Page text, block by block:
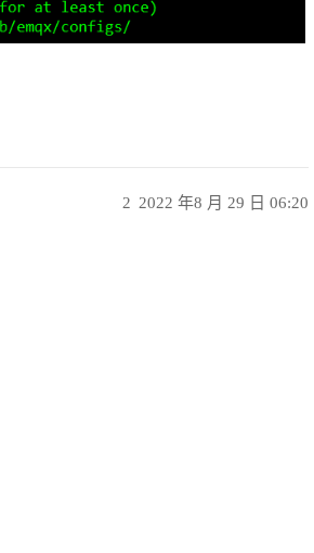
2022 年8 月 29 日 06:20
2